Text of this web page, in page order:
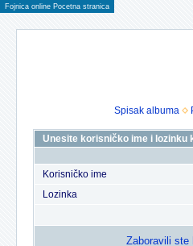
Fojnica online Pocetna stranica
Spisak albuma
Unesite korisničko ime i lozinku
Korisničko ime
Lozinka
Zaboravili ste